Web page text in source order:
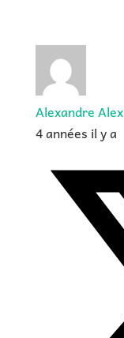
Alexandre Alex
4 années il y a